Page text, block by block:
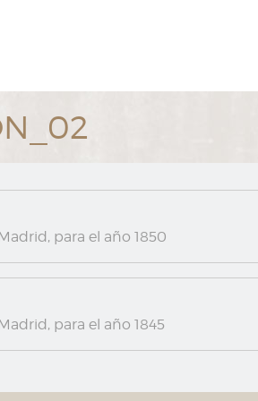
para el año 1850
para el año 1845